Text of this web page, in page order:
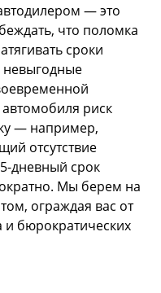
— это
что поломка
сроки
невыгодные
риск
— например,
отсутствие
дневный срок
Мы берем на
ограждая вас от
и бюрократических